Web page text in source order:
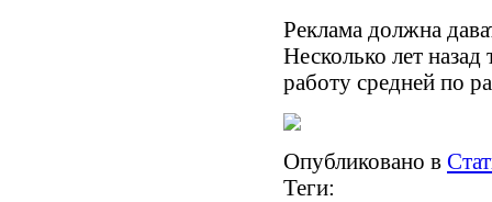
Реклама должна
Несколько лет назад
работу средней по
Опубликовано в
Теги: